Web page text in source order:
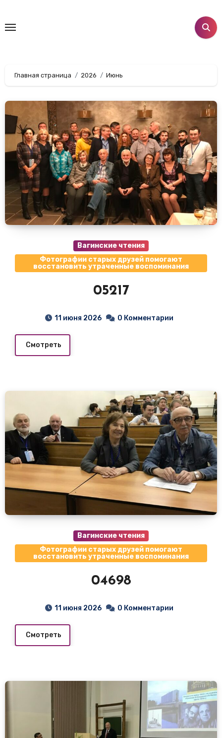
содержанию
Главная страница 2026 Июнь
Вагинские чтения
Фотографии старых друзей помогают
восстановить утраченные воспоминания
05217
11 июня 2026 0 Комментарии
Смотреть
Вагинские чтения
Фотографии старых друзей помогают
восстановить утраченные воспоминания
04698
11 июня 2026 0 Комментарии
Смотреть